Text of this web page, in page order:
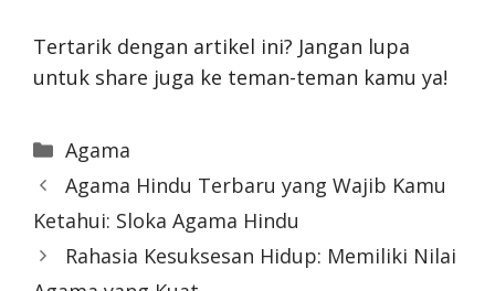
Tertarik dengan artikel ini? Jangan lupa
untuk share juga ke teman-teman kamu ya!
Categories
Agama
Agama Hindu Terbaru yang Wajib Kamu
Ketahui: Sloka Agama Hindu
Rahasia Kesuksesan Hidup: Memiliki Nilai